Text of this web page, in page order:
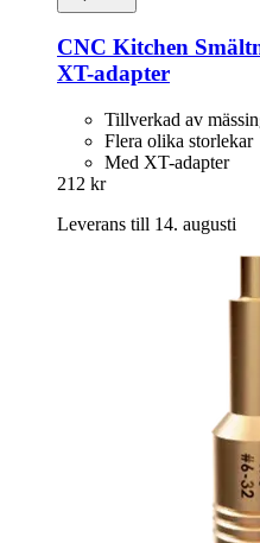
CNC Kitchen
XT-​adapter
Tillverkad av
Flera olika storlekar
Med XT-adapter
212 kr
Leverans till 14. augusti